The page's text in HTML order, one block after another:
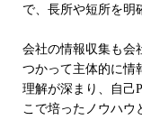
で、長所や短所を明
会社の情報収集も会
つかって主体的に情
理解が深まり、自己
こで培ったノウハウ